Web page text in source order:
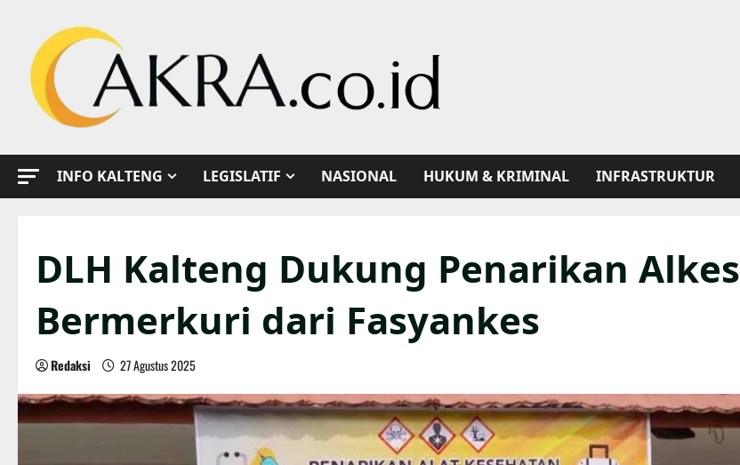
content
INFO KALTENG LEGISLATIF NASIONAL HUKUM & KRIMINAL INFRASTRUKTUR
DLH Kalteng Dukung Penarikan Alkes
Bermerkuri dari Fasyankes
Redaksi 27 Agustus 2025